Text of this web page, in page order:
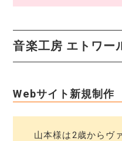
音楽工房 エトワ
Webサイト新規制作
山本様は2歳からヴ